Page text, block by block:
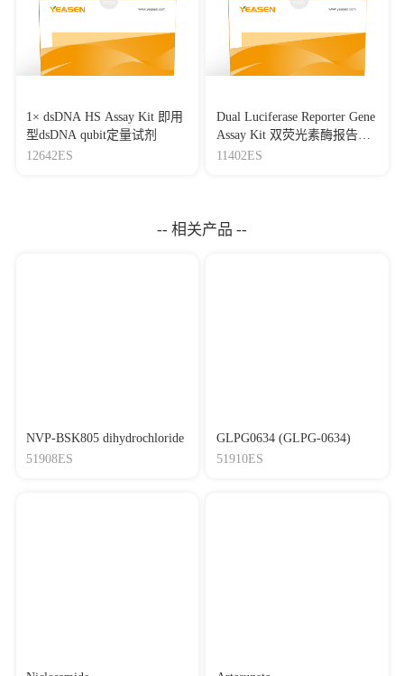
1× dsDNA HS Assay Kit 即用
型dsDNA qubit定量试剂
12642ES
Dual Luciferase Reporter Gene
Assay Kit 双荧光素酶报告基
因检测试剂盒
11402ES
-- 相关产品 --
NVP-BSK805 dihydrochloride
51908ES
GLPG0634 (GLPG-0634)
51910ES